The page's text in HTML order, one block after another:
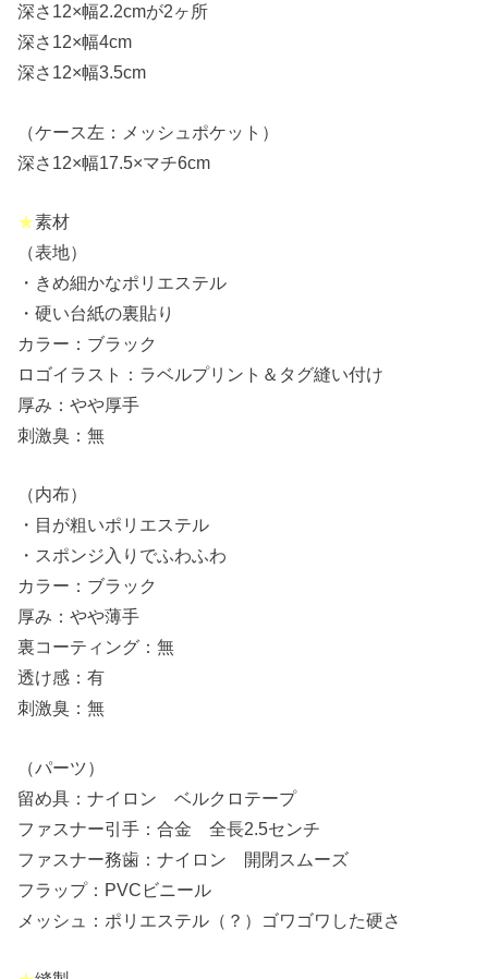
深さ12×幅2.2cmが2ヶ所
深さ12×幅4cm
深さ12×幅3.5cm
（ケース左：メッシュポケット）
深さ12×幅17.5×マチ6cm
★素材
（表地）
・きめ細かなポリエステル
・硬い台紙の裏貼り
カラー：ブラック
ロゴイラスト：ラベルプリント＆タグ縫い付け
厚み：やや厚手
刺激臭：無
（内布）
・目が粗いポリエステル
・スポンジ入りでふわふわ
カラー：ブラック
厚み：やや薄手
裏コーティング：無
透け感：有
刺激臭：無
（パーツ）
留め具：ナイロン ベルクロテープ
ファスナー引手：合金 全長2.5センチ
ファスナー務歯：ナイロン 開閉スムーズ
フラップ：PVCビニール
メッシュ：ポリエステル（？）ゴワゴワした硬さ